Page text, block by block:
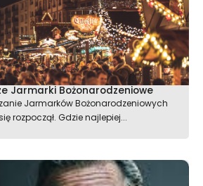
Jarmarki Bożonarodzeniowe
Jarmarków Bożonarodzeniowych
rozpoczął. Gdzie najlepiej...